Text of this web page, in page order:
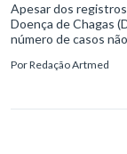
Apesar dos
Doença de Chagas
número de casos
na forma aguda
PorRedação Artmed